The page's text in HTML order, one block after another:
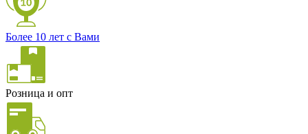
Более 10 лет с Вами
Розница и опт